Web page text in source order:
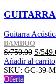
Guitarra
BAMBOO
S/750.00 El
precio
S/
Añadir al carrito
SKU: GC-39-
Oferta